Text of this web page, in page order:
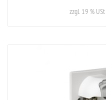
zzgl. 19 % USt